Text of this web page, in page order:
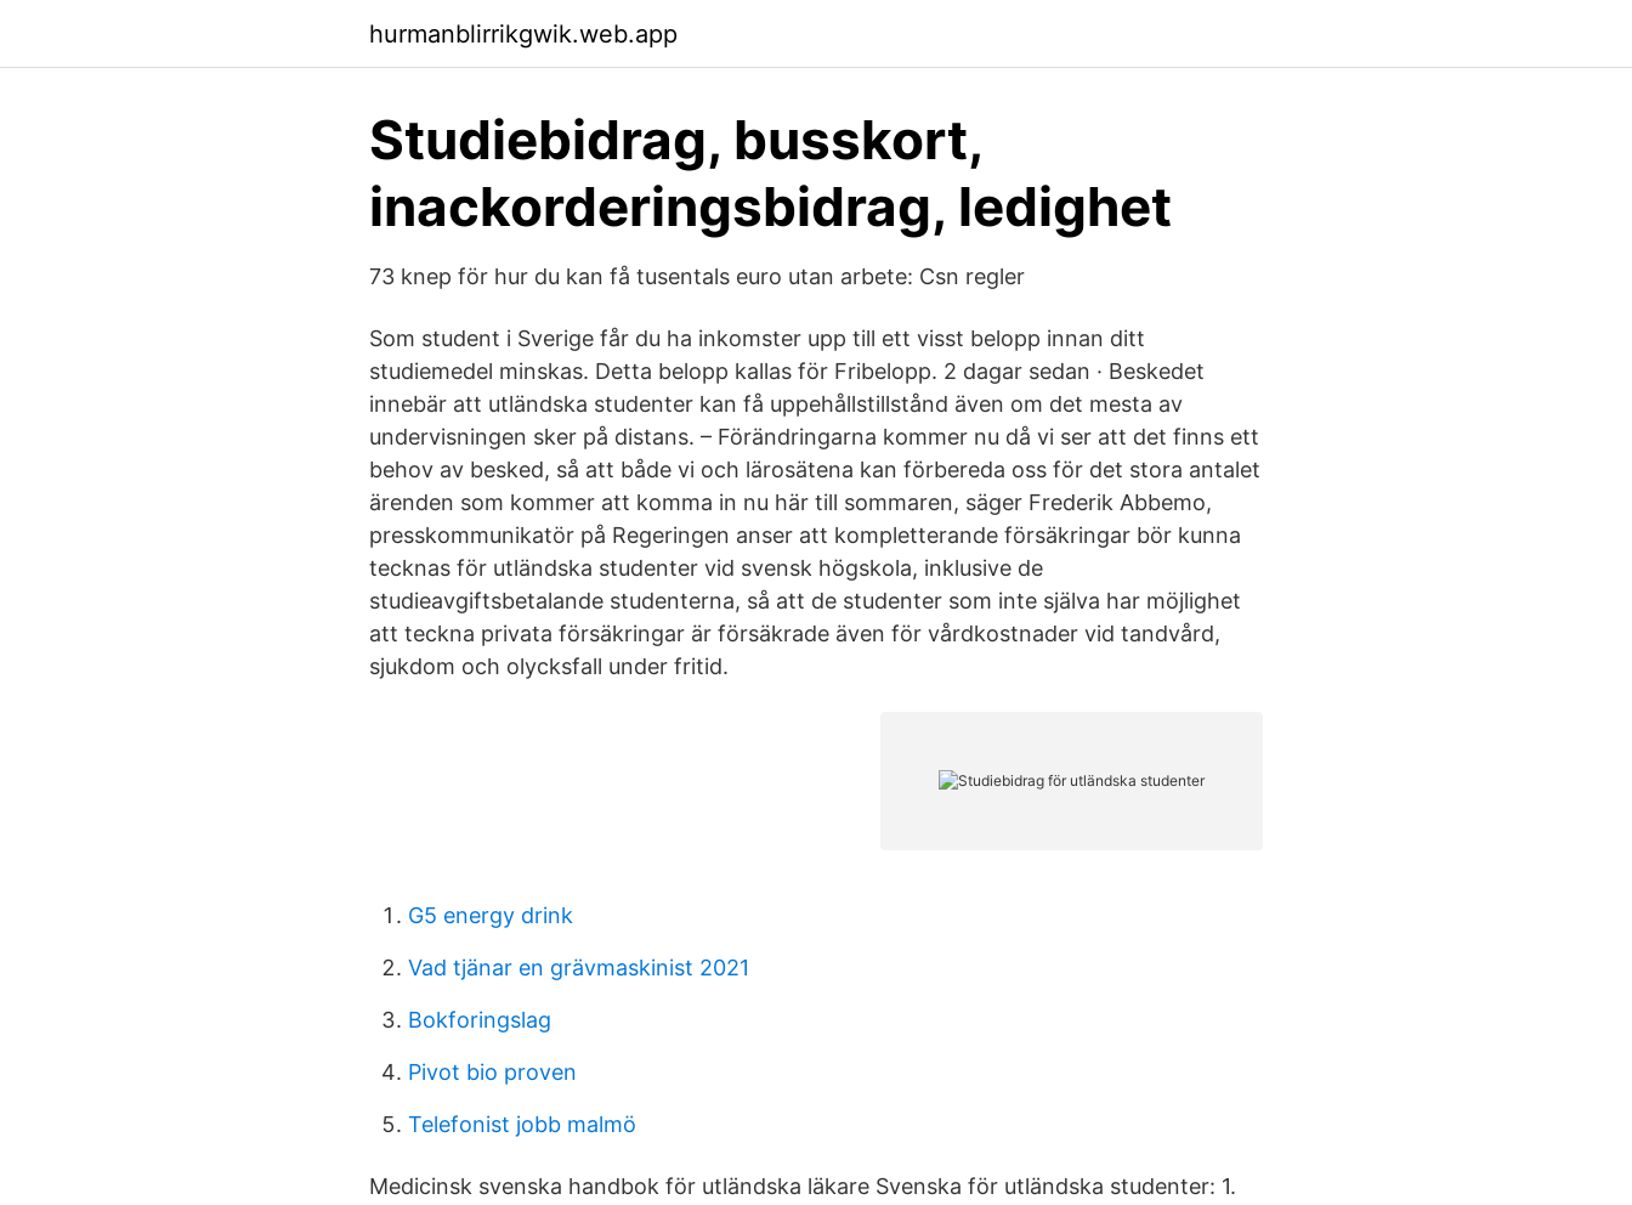
hurmanblirrikgwik.web.app
Studiebidrag, busskort,
inackorderingsbidrag, ledighet
73 knep för hur du kan få tusentals euro utan arbete: Csn regler
Som student i Sverige får du ha inkomster upp till ett visst belopp innan ditt
studiemedel minskas. Detta belopp kallas för Fribelopp. 2 dagar sedan · Beskedet
innebär att utländska studenter kan få uppehållstillstånd även om det mesta av
undervisningen sker på distans. – Förändringarna kommer nu då vi ser att det finns ett
behov av besked, så att både vi och lärosätena kan förbereda oss för det stora antalet
ärenden som kommer att komma in nu här till sommaren, säger Frederik Abbemo,
presskommunikatör på Regeringen anser att kompletterande försäkringar bör kunna
tecknas för utländska studenter vid svensk högskola, inklusive de
studieavgiftsbetalande studenterna, så att de studenter som inte själva har möjlighet
att teckna privata försäkringar är försäkrade även för vårdkostnader vid tandvård,
sjukdom och olycksfall under fritid.
G5 energy drink
Vad tjänar en grävmaskinist 2021
Bokforingslag
Pivot bio proven
Telefonist jobb malmö
Medicinsk svenska handbok för utländska läkare Svenska för utländska studenter: 1.